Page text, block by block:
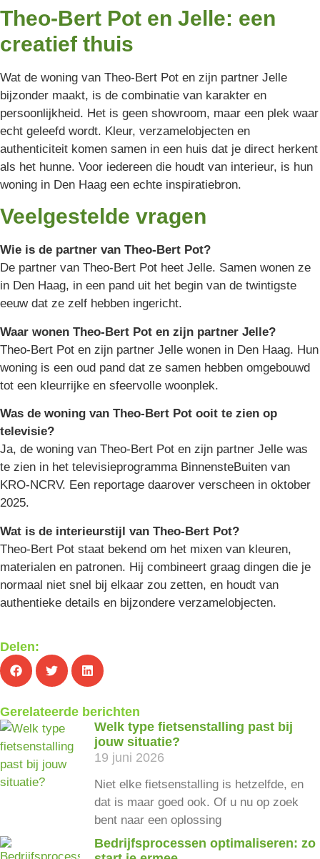
Theo-Bert Pot en Jelle: een
creatief thuis
Wat de woning van Theo-Bert Pot en zijn partner Jelle
bijzonder maakt, is de combinatie van karakter en
persoonlijkheid. Het is geen showroom, maar een plek waar
echt geleefd wordt. Kleur, verzamelobjecten en
authenticiteit komen samen in een huis dat je direct herkent
als het hunne. Voor iedereen die houdt van interieur, is hun
woning in Den Haag een echte inspiratiebron.
Veelgestelde vragen
Wie is de partner van Theo-Bert Pot?
De partner van Theo-Bert Pot heet Jelle. Samen wonen ze
in Den Haag, in een pand uit het begin van de twintigste
eeuw dat ze zelf hebben ingericht.
Waar wonen Theo-Bert Pot en zijn partner Jelle?
Theo-Bert Pot en zijn partner Jelle wonen in Den Haag. Hun
woning is een oud pand dat ze samen hebben omgebouwd
tot een kleurrijke en sfeervolle woonplek.
Was de woning van Theo-Bert Pot ooit te zien op
televisie?
Ja, de woning van Theo-Bert Pot en zijn partner Jelle was
te zien in het televisieprogramma BinnensteBuiten van
KRO-NCRV. Een reportage daarover verscheen in oktober
2025.
Wat is de interieurstijl van Theo-Bert Pot?
Theo-Bert Pot staat bekend om het mixen van kleuren,
materialen en patronen. Hij combineert graag dingen die je
normaal niet snel bij elkaar zou zetten, en houdt van
authentieke details en bijzondere verzamelobjecten.
Delen:
Gerelateerde berichten
Welk type fietsenstalling past bij
jouw situatie?
19 juni 2026
Niet elke fietsenstalling is hetzelfde, en
dat is maar goed ook. Of u nu op zoek
bent naar een oplossing
Bedrijfsprocessen optimaliseren: zo